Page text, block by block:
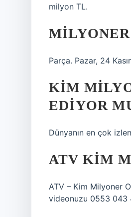
milyon TL.
Parça. Pazar, 24
KIM
EDIYOR
Dünyanın en çok
ATV KIM
ATV – Kim Milyoner
videonuzu 0553 043